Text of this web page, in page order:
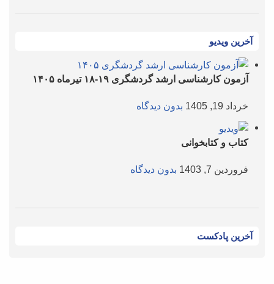
آخرین ویدیو
آزمون کارشناسی ارشد گردشگری ۱۹-۱۸ تیرماه ۱۴۰۵
خرداد 19, 1405 بدون دیدگاه
کتاب و کتابخوانی
فروردین 7, 1403 بدون دیدگاه
آخرین پادکست